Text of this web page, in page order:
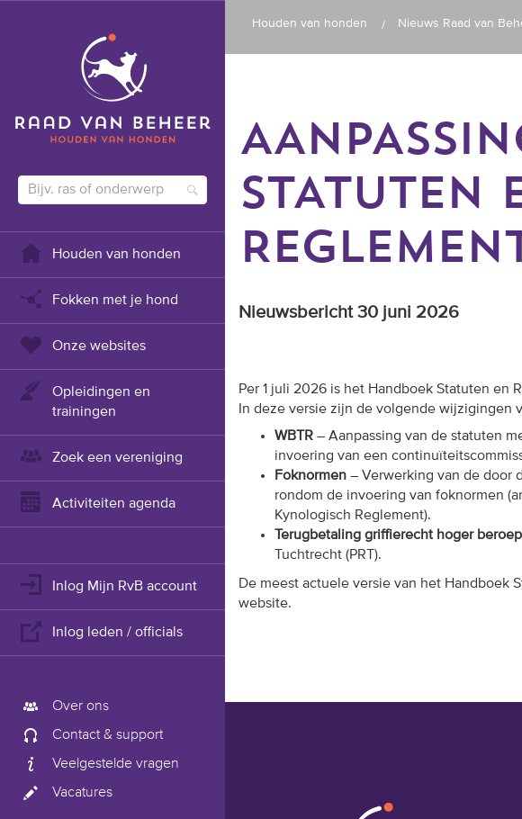
Houden van honden
Fokken met je hond
Onze websites
Opleidingen en
trainingen
Zoek een vereniging
Activiteiten agenda
Inlog Mijn RvB account
Inlog leden / officials
Over ons
Contact & support
Veelgestelde vragen
Vacatures
Houden van honden Nieuws Raad van
STATUTEN
Nieuwsbericht 30 juni 2026
Per 1 juli 2026 is het Handboek Statuten en
In deze versie zijn de volgende wijzigingen
WBTR – Aanpassing van de statuten
invoering van een
Foknormen – Verwerking van de door
rondom de invoering van foknormen
Kynologisch Reglement).
Terugbetaling griffierecht hoger beroep
Tuchtrecht (PRT).
De meest actuele versie van het Handboek
website.